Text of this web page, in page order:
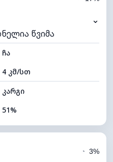
10 კმ
4 (მკრთალი)
4880 მ
⌄
წვიმა
ჩა
4 კმ/სთ
კარგი
51%
◔ 3%